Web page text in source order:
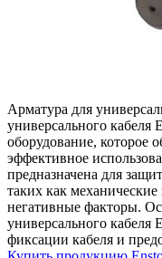
Aрмaтурa для
универсального кабеля
оборудование, которое
эффективное
предназначена для
таких как
негативные факторы.
универсального
фиксации кабеля и